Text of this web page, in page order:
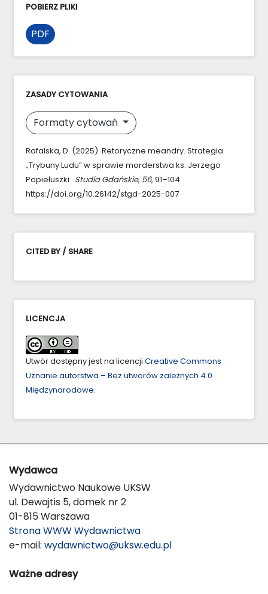
POBIERZ PLIKI
PDF
ZASADY CYTOWANIA
Formaty cytowań
Rafalska, D. (2025). Retoryczne meandry. Strategia
„Trybuny Ludu” w sprawie morderstwa ks. Jerzego
Popiełuszki . Studia Gdańskie, 56, 91–104.
https://doi.org/10.26142/stgd-2025-007
CITED BY / SHARE
LICENCJA
Utwór dostępny jest na licencji Creative Commons
Uznanie autorstwa – Bez utworów zależnych 4.0
Międzynarodowe.
Wydawca
Wydawnictwo Naukowe UKSW
ul. Dewajtis 5, domek nr 2
01-815 Warszawa
Strona WWW Wydawnictwa
e-mail: wydawnictwo@uksw.edu.pl
Ważne adresy